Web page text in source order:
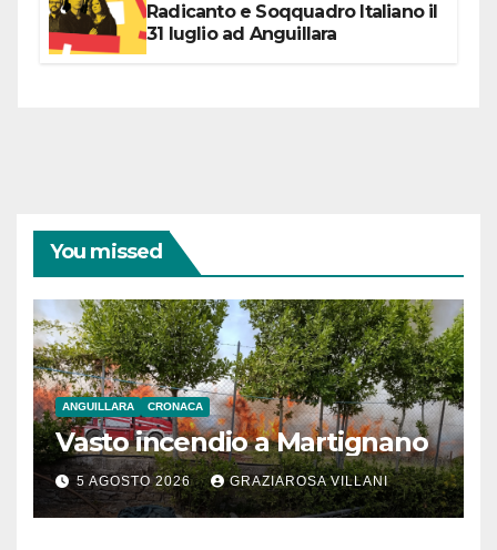
Radicanto e Soqquadro Italiano il
31 luglio ad Anguillara
You missed
ANGUILLARA CRONACA
Vasto incendio a Martignano
5 AGOSTO 2026 GRAZIAROSA VILLANI